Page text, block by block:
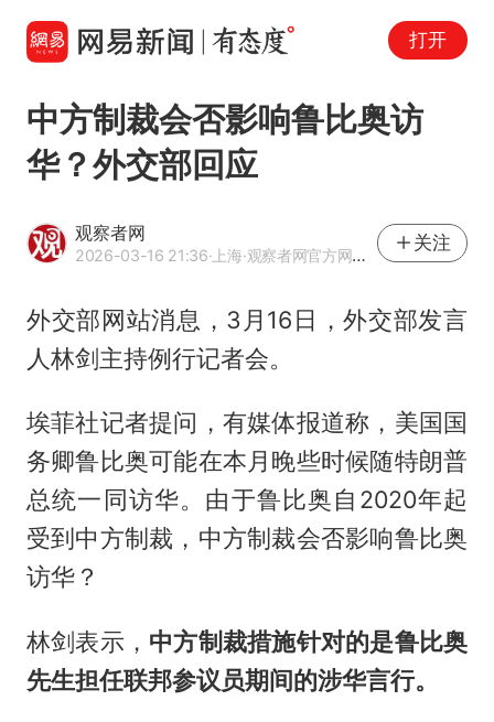
打开
中方制裁会否影响鲁比奥访
华？外交部回应
观察者网
2026-03-16 21:36·上海·观察者网官方网易号
关注
外交部网站消息，3月16日，外交部发言
人林剑主持例行记者会。
埃菲社记者提问，有媒体报道称，美国国
务卿鲁比奥可能在本月晚些时候随特朗普
总统一同访华。由于鲁比奥自2020年起
受到中方制裁，中方制裁会否影响鲁比奥
访华？
林剑表示， 中方制裁措施针对的是鲁比奥
先生担任联邦参议员期间的涉华言行。